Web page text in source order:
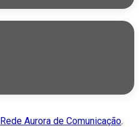
Rede Aurora de Comunicação.